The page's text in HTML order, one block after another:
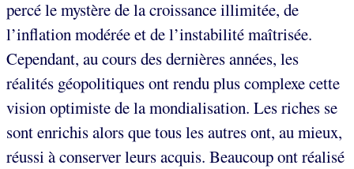
percé le mystère de la croissance illimitée, de
l’inflation modérée et de l’instabilité maîtrisée.
Cependant, au cours des dernières années, les
réalités géopolitiques ont rendu plus complexe cette
vision optimiste de la mondialisation. Les riches se
sont enrichis alors que tous les autres ont, au mieux,
réussi à conserver leurs acquis. Beaucoup ont réalisé